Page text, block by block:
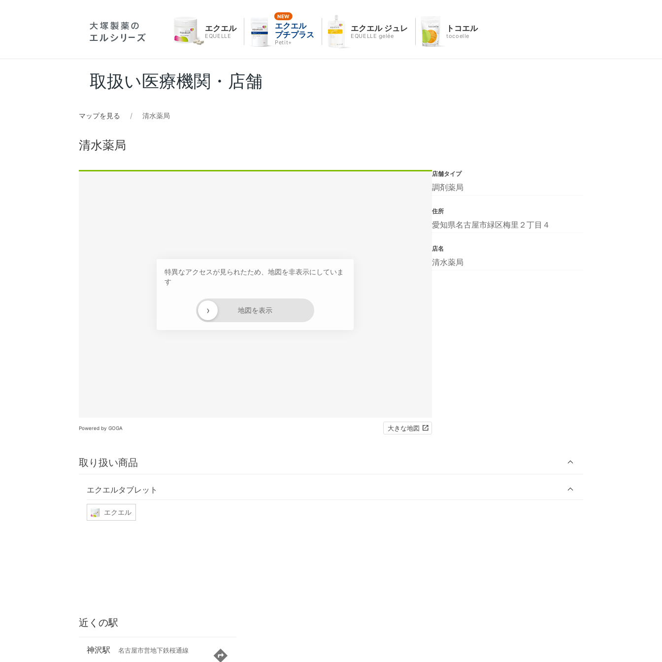
エクエル
EQUELLE
エクエル
プチプラス
Petit+
エクエル ジュレ
EQUELLE gelée
トコエル
tocoelle
取扱い医療機関・店舗
マップを見る 清水薬局
清水薬局
特異なアクセスが見られたため、地図を非表示にしていま
す
地図を表示
›
Powered by GOGA 大きな地図
取り扱い商品
エクエルタブレット
エクエル
店舗タイプ
調剤薬局
住所
愛知県名古屋市緑区梅里２丁目４
店名
清水薬局
近くの駅
神沢駅 名古屋市営地下鉄桜通線